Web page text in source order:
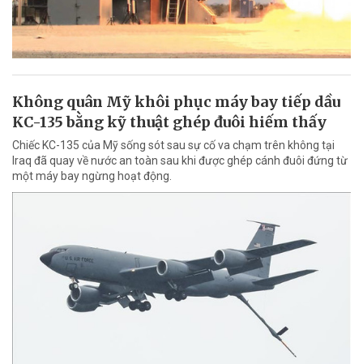
Không quân Mỹ khôi phục máy bay tiếp dầu
KC-135 bằng kỹ thuật ghép đuôi hiếm thấy
Chiếc KC-135 của Mỹ sống sót sau sự cố va chạm trên không tại
Iraq đã quay về nước an toàn sau khi được ghép cánh đuôi đứng từ
một máy bay ngừng hoạt động.